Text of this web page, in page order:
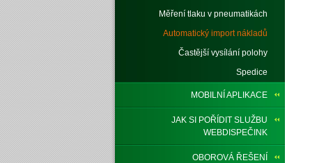
Měření tlaku v pneumatikách
Automatický import nákladů
Častější vysílání polohy
Spedice
MOBILNÍ APLIKACE
JAK SI POŘÍDIT SLUŽBU
WEBDISPEČINK
OBOROVÁ ŘEŠENÍ